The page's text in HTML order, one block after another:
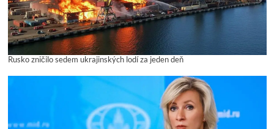
Rusko zničilo sedem ukrajinských lodí za jeden deň